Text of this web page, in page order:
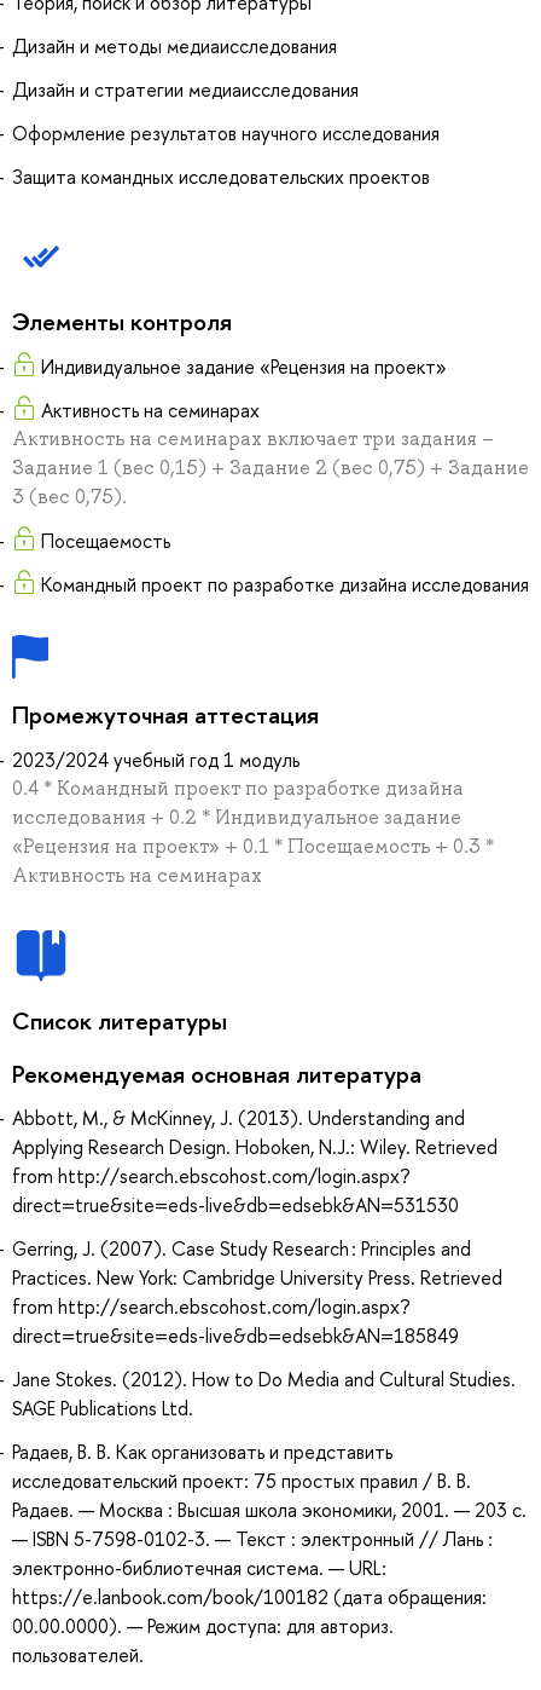
Дизайн и методы медиаисследования
Дизайн и стратегии медиаисследования
Оформление результатов научного исследования
Защита командных исследовательских проектов
Элементы контроля
Индивидуальное задание «Рецензия на проект»
Активность на семинарах
Активность на семинарах включает три задания –
Задание 1 (вес 0,15) + Задание 2 (вес 0,75) + Задание
3 (вес 0,75).
Посещаемость
Командный проект по разработке дизайна исследования
Промежуточная аттестация
2023/2024 учебный год 1 модуль
0.4 * Командный проект по разработке дизайна
исследования + 0.2 * Индивидуальное задание
«Рецензия на проект» + 0.1 * Посещаемость + 0.3 *
Активность на семинарах
Список литературы
Рекомендуемая основная литература
Abbott, M., & McKinney, J. (2013). Understanding and
Applying Research Design. Hoboken, N.J.: Wiley. Retrieved
from http://search.ebscohost.com/login.aspx?
direct=true&site=eds-live&db=edsebk&AN=531530
Gerring, J. (2007). Case Study Research : Principles and
Practices. New York: Cambridge University Press. Retrieved
from http://search.ebscohost.com/login.aspx?
direct=true&site=eds-live&db=edsebk&AN=185849
Jane Stokes. (2012). How to Do Media and Cultural Studies.
SAGE Publications Ltd.
Радаев, В. В. Как организовать и представить
исследовательский проект: 75 простых правил / В. В.
Радаев. — Москва : Высшая школа экономики, 2001. — 203 с.
— ISBN 5-7598-0102-3. — Текст : электронный // Лань :
электронно-библиотечная система. — URL:
https://e.lanbook.com/book/100182 (дата обращения:
00.00.0000). — Режим доступа: для авториз.
пользователей.